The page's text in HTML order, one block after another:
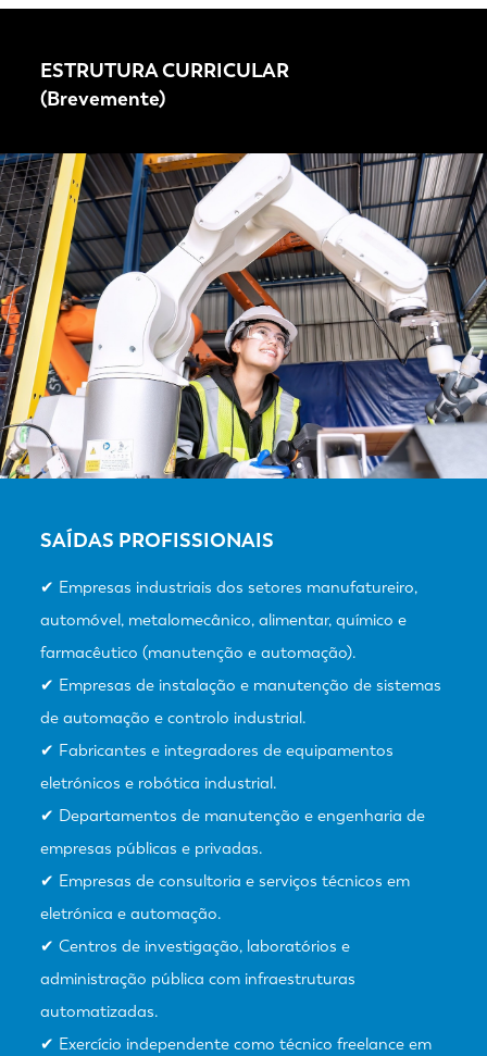
ESTRUTURA CURRICULAR
(Brevemente)
SAÍDAS PROFISSIONAIS
✔ Empresas industriais dos setores manufatureiro,
automóvel, metalomecânico, alimentar, químico e
farmacêutico (manutenção e automação).
✔ Empresas de instalação e manutenção de sistemas
de automação e controlo industrial.
✔ Fabricantes e integradores de equipamentos
eletrónicos e robótica industrial.
✔ Departamentos de manutenção e engenharia de
empresas públicas e privadas.
✔ Empresas de consultoria e serviços técnicos em
eletrónica e automação.
✔ Centros de investigação, laboratórios e
administração pública com infraestruturas
automatizadas.
✔ Exercício independente como técnico freelance em